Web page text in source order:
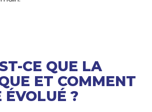
CE QUE LA
ET COMMENT
ÉVOLUÉ ?